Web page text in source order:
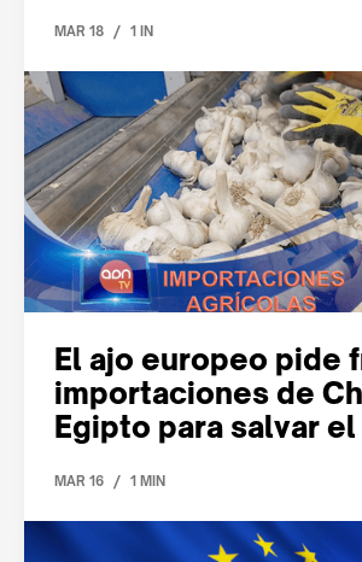
MAR 18 / 1 IN
El ajo europeo pide
importaciones de
Egipto para salvar
MAR 16 / 1 MIN